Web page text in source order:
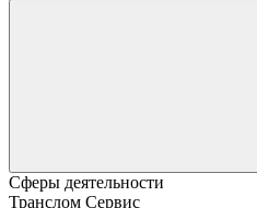
Сферы деятельности
Транслом Сервис